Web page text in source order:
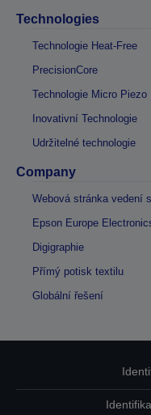
Technologies
Technologie Heat-Free
PrecisionCore
Technologie Micro Piezo
Inovativní Technologie
Udržitelné technologie
Company
Webová stránka vedení
Epson Europe
Digigraphie
Přímý potisk textilu
Globální řešení